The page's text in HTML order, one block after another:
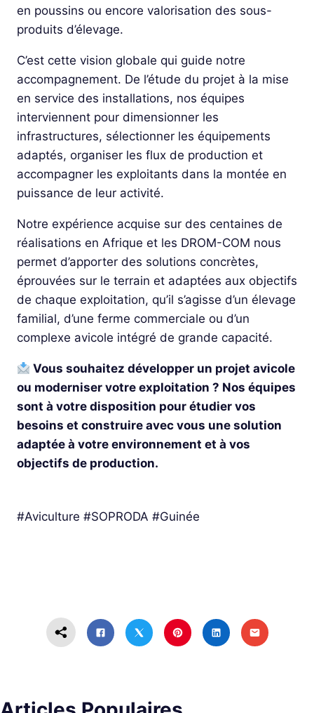
en poussins ou encore valorisation des sous-
produits d’élevage.
C’est cette vision globale qui guide notre
accompagnement. De l’étude du projet à la mise
en service des installations, nos équipes
interviennent pour dimensionner les
infrastructures, sélectionner les équipements
adaptés, organiser les flux de production et
accompagner les exploitants dans la montée en
puissance de leur activité.
Notre expérience acquise sur des centaines de
réalisations en Afrique et les DROM-COM nous
permet d’apporter des solutions concrètes,
éprouvées sur le terrain et adaptées aux objectifs
de chaque exploitation, qu’il s’agisse d’un élevage
familial, d’une ferme commerciale ou d’un
complexe avicole intégré de grande capacité.
Vous souhaitez développer un projet avicole
ou moderniser votre exploitation ? Nos équipes
sont à votre disposition pour étudier vos
besoins et construire avec vous une solution
adaptée à votre environnement et à vos
objectifs de production.
#Aviculture #SOPRODA #Guinée